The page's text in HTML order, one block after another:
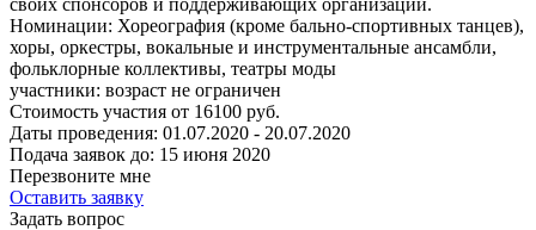
Номинации: Хореография (кроме бально-спортивных танцев),
хоры, оркестры, вокальные и инструментальные ансамбли,
фольклорные коллективы, театры моды
участники: возраст не ограничен
Стоимость участия от 16100 руб.
Даты проведения: 01.07.2020 - 20.07.2020
Подача заявок до: 15 июня 2020
Перезвоните мне
Оставить заявку
Задать вопрос